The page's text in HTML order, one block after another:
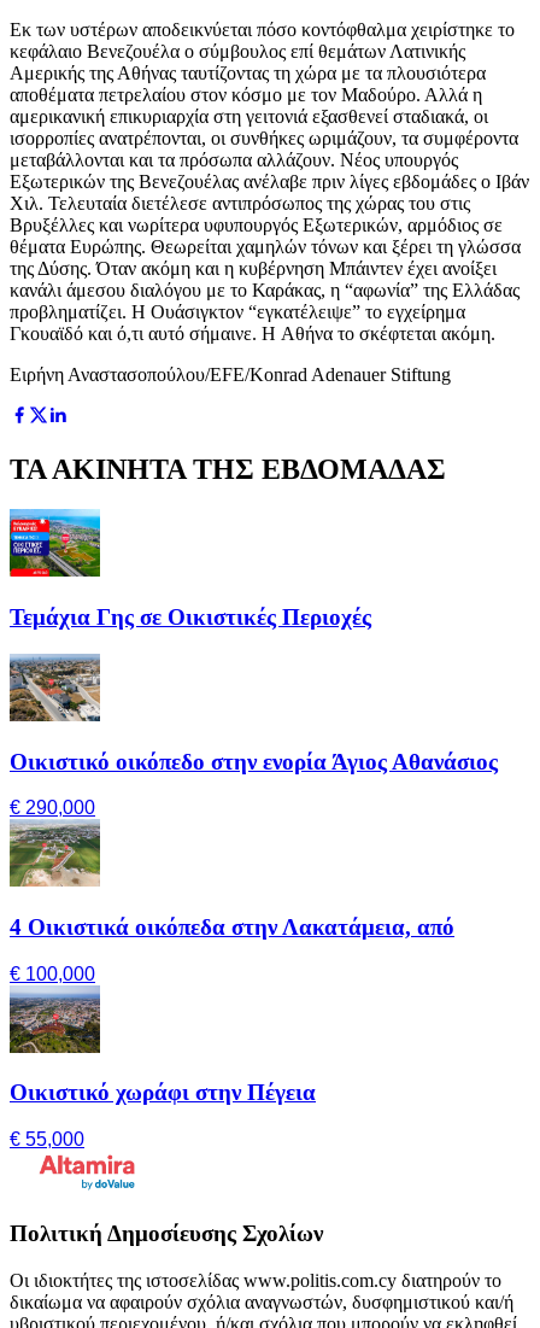
Εκ των υστέρων αποδεικνύεται πόσο κοντόφθαλμα χειρίστηκε το
κεφάλαιο Βενεζουέλα ο σύμβουλος επί θεμάτων Λατινικής
Αμερικής της Αθήνας ταυτίζοντας τη χώρα με τα πλουσιότερα
αποθέματα πετρελαίου στον κόσμο με τον Μαδούρο. Αλλά η
αμερικανική επικυριαρχία στη γειτονιά εξασθενεί σταδιακά, οι
ισορροπίες ανατρέπονται, οι συνθήκες ωριμάζουν, τα συμφέροντα
μεταβάλλονται και τα πρόσωπα αλλάζουν. Νέος υπουργός
Εξωτερικών της Βενεζουέλας ανέλαβε πριν λίγες εβδομάδες ο Ιβάν
Χιλ. Τελευταία διετέλεσε αντιπρόσωπος της χώρας του στις
Βρυξέλλες και νωρίτερα υφυπουργός Εξωτερικών, αρμόδιος σε
θέματα Ευρώπης. Θεωρείται χαμηλών τόνων και ξέρει τη γλώσσα
της Δύσης. Όταν ακόμη και η κυβέρνηση Μπάιντεν έχει ανοίξει
κανάλι άμεσου διαλόγου με το Καράκας, η “αφωνία” της Ελλάδας
προβληματίζει. Η Ουάσιγκτον “εγκατέλειψε” το εγχείρημα
Γκουαϊδό και ό,τι αυτό σήμαινε. H Αθήνα το σκέφτεται ακόμη.
Ειρήνη Αναστασοπούλου/EFE/Konrad Adenauer Stiftung
ΤΑ ΑΚΙΝΗΤΑ ΤΗΣ ΕΒΔΟΜΑΔΑΣ
Τεμάχια Γης σε Οικιστικές Περιοχές
Οικιστικό οικόπεδο στην ενορία Άγιος Αθανάσιος
€ 290,000
4 Οικιστικά οικόπεδα στην Λακατάμεια, από
€ 100,000
Οικιστικό χωράφι στην Πέγεια
€ 55,000
Πολιτική Δημοσίευσης Σχολίων
Οι ιδιοκτήτες της ιστοσελίδας www.politis.com.cy διατηρούν το
δικαίωμα να αφαιρούν σχόλια αναγνωστών, δυσφημιστικού και/ή
υβριστικού περιεχομένου, ή/και σχόλια που μπορούν να εκληφθεί